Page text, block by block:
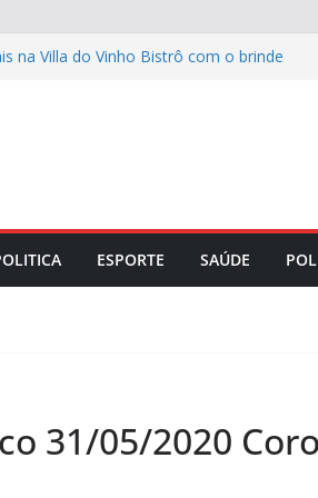
na Villa do Vinho Bistrô com o brinde
45% em vendas no e-commerce
homenageia Marcélia Cartaxo,
ESPORTE SAÚDE
31/05/2020